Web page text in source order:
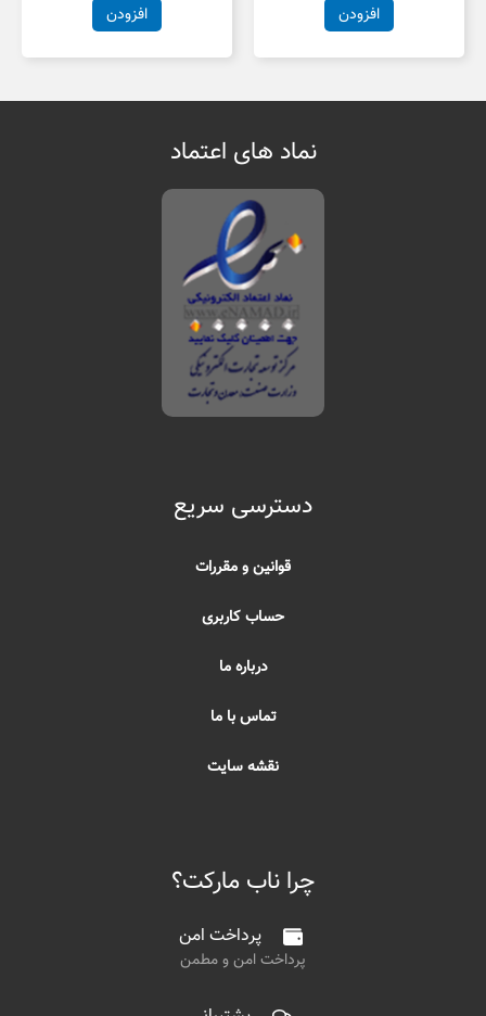
افزودن افزودن
نماد های اعتماد
دسترسی سریع
قوانین و مقررات
حساب کاربری
درباره ما
تماس با ما
نقشه سایت
چرا ناب مارکت؟
پرداخت امن
پرداخت امن و مطمن